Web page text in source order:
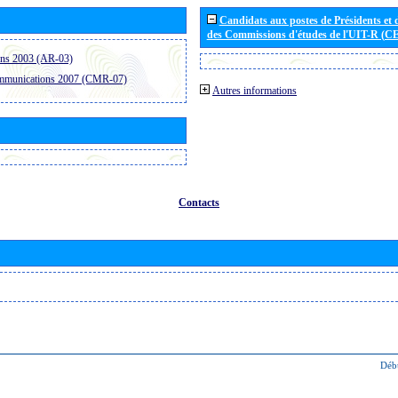
2003 (AR-03)
2007 (CMR-07)
Candidats aux postes de Présidents et
des Commissions d'études de l'UIT-R
Autres informations
Contacts